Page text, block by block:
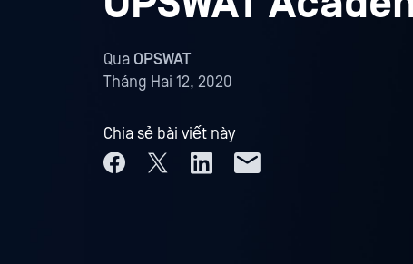
Qua OPSWAT
Tháng Hai 12, 2020
Chia sẻ bài viết này